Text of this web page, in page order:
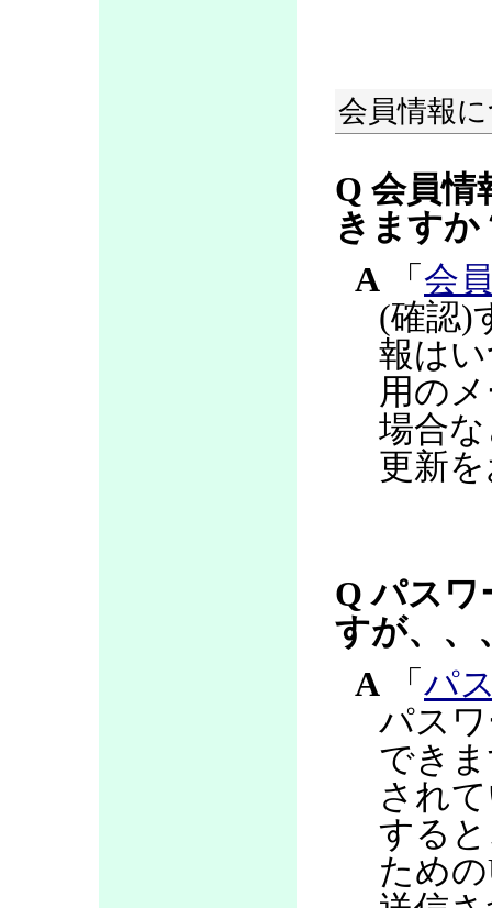
会員情報
Q 会員情
きますか
A 「 会
(確認)
報は
用の
場合
更新
Q パスワ
すが、、
A 「 パ
パス
でき
され
する
ため